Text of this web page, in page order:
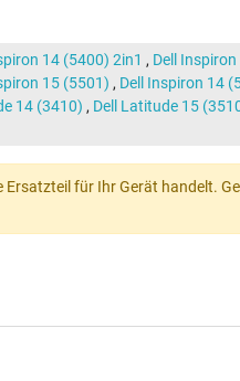
14 (5400) 2in1 , Dell
15 (5501) , Dell Inspiron 14
14 (3410) , Dell Latitude 15
für Ihr Gerät handelt.